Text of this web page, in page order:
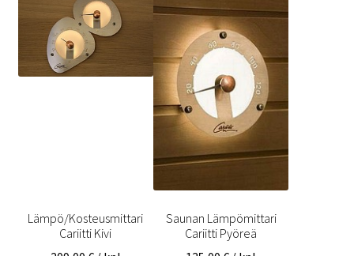
Lämpö/Kosteusmittari
Cariitti Kivi
Saunan Lämpömittari
Cariitti Pyöreä